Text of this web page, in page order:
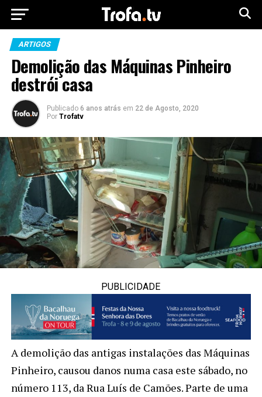
ARTIGOS
Demolição das Máquinas Pinheiro
destrói casa
Publicado 6 anos atrás em 22 de Agosto, 2020
Por Trofatv
PUBLICIDADE
A demolição das antigas instalações das Máquinas
Pinheiro, causou danos numa casa este sábado, no
número 113, da Rua Luís de Camões. Parte de uma